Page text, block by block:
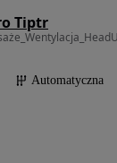
Tiptr
Automatyczna